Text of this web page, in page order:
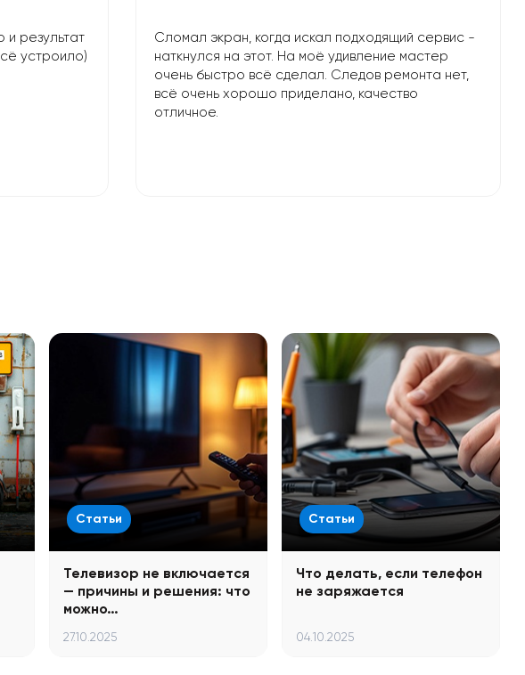
результат
устроило)
Сломал экран, когда искал подходящий сервис -
наткнулся на этот. На моё удивление мастер
очень быстро всё сделал. Следов ремонта нет,
всё очень хорошо приделано, качество
отличное.
Статьи
Телевизор не включается
— причины и решения: что
можно…
27.10.2025
Статьи
Что делать, если телефон
не заряжается
04.10.2025